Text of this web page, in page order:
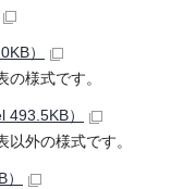
）
様式です。
）
外の様式です。